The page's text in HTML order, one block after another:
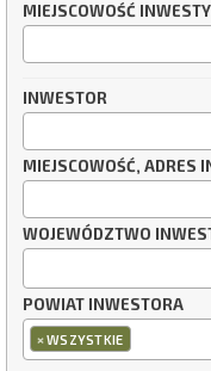
MIEJSCOWOŚĆ
INWESTOR
MIEJSCOWOŚĆ, ADRES
WOJEWÓDZTWO
POWIAT INWESTORA
×WSZYSTKIE